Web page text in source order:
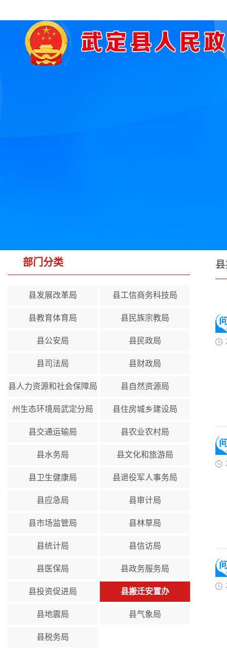
部门分类
县发展改革局 县工信商务科技局
县教育体育局 县民族宗教局
县公安局 县民政局
县司法局 县财政局
县人力资源和社会保障局 县自然资源局
州生态环境局武定分局 县住房城乡建设局
县交通运输局 县农业农村局
县水务局 县文化和旅游局
县卫生健康局 县退役军人事务局
县应急局 县审计局
县市场监管局 县林草局
县统计局 县信访局
县医保局 县政务服务局
县投资促进局 县搬迁安置办
县地震局 县气象局
县税务局